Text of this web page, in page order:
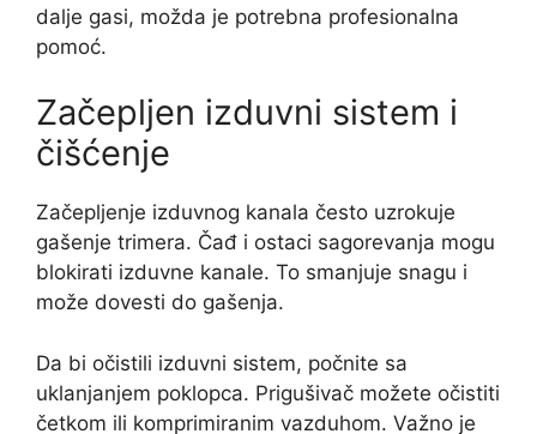
dalje gasi, možda je potrebna profesionalna
pomoć.
Začepljen izduvni sistem i
čišćenje
Začepljenje izduvnog kanala često uzrokuje
gašenje trimera. Čađ i ostaci sagorevanja mogu
blokirati izduvne kanale. To smanjuje snagu i
može dovesti do gašenja.
Da bi očistili izduvni sistem, počnite sa
uklanjanjem poklopca. Prigušivač možete očistiti
četkom ili komprimiranim vazduhom. Važno je